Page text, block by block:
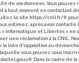
de vos données. Vous
à tout moment en contactant
le site https://cnil.fr/frpour
estimez, après avoir
« Informatique et Libertés » ne
une réclamation à la CNIL.
la liste d'opposition au
vous pouvez vous
. Dans le cadre de